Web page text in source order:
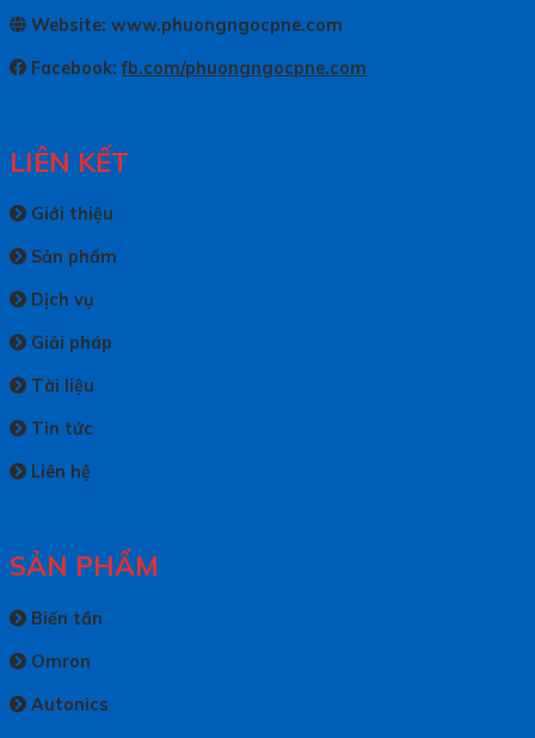
Website: www.phuongngocpne.com
Facebook:fb.com/phuongngocpne.com
LIÊN KẾT
Giới thiệu
Sản phẩm
Dịch vụ
Giải pháp
Tài liệu
Tin tức
Liên hệ
SẢN PHẨM
Biến tần
Omron
Autonics